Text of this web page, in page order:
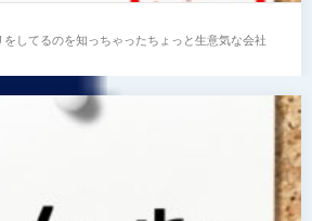
リをしてるのを知っちゃったち
後輩
してるのを知っちゃったちょっと生意気な会社
の後輩